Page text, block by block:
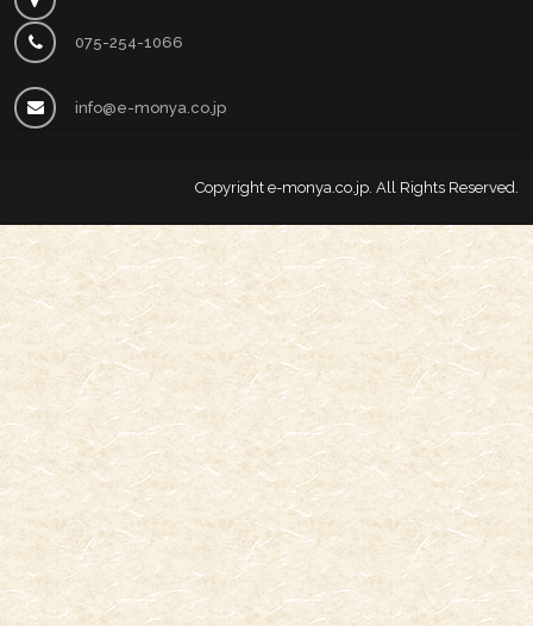
075-254-1066
info@e-monya.co.jp
Copyright e-monya.co.jp. All Rights Reserved.